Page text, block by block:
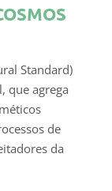
Standard)
que agrega
de
da